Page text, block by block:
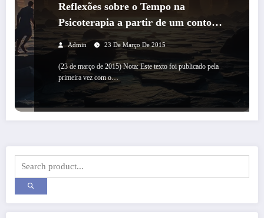
Reflexões sobre o Tempo na
Psicoterapia a partir de um conto
Hindu
Admin 23 De Março De 2015
(23 de março de 2015) Nota: Este texto foi publicado pela
primeira vez com o…